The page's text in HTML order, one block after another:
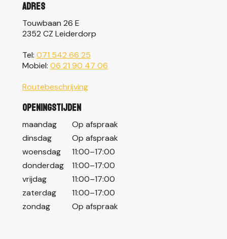
Adres
Touwbaan 26 E
2352 CZ Leiderdorp
Tel: 071 542 66 25
Mobiel: 06 21 90 47 06
Routebeschrijving
Openingstijden
maandag
Op afspraak
dinsdag
Op afspraak
woensdag
11:00–17:00
donderdag
11:00–17:00
vrijdag
11:00–17:00
zaterdag
11:00–17:00
zondag
Op afspraak